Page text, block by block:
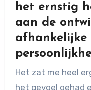
het ernstig
aan de
afhankelijke
Het zat me heel
het gevoel gehad